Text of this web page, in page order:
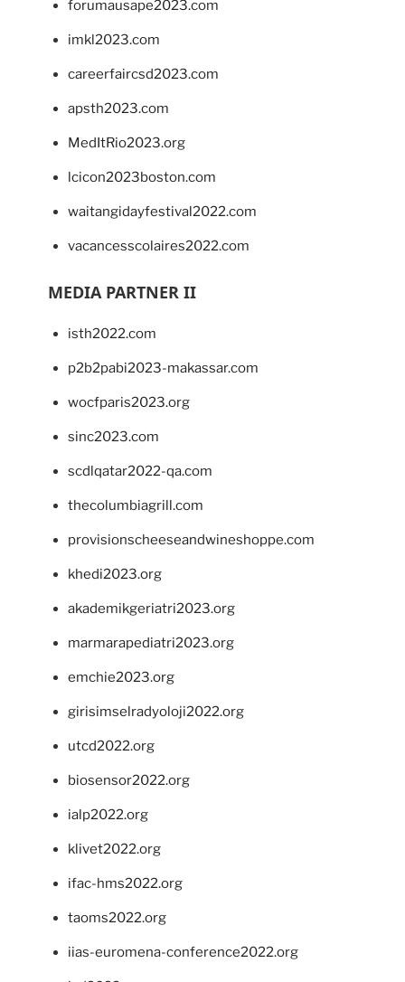
forumausape2023.com
imkl2023.com
careerfaircsd2023.com
apsth2023.com
MedItRio2023.org
lcicon2023boston.com
waitangidayfestival2022.com
vacancesscolaires2022.com
MEDIA PARTNER II
isth2022.com
p2b2pabi2023-makassar.com
wocfparis2023.org
sinc2023.com
scdlqatar2022-qa.com
thecolumbiagrill.com
provisionscheeseandwineshoppe.com
khedi2023.org
akademikgeriatri2023.org
marmarapediatri2023.org
emchie2023.org
girisimselradyoloji2022.org
utcd2022.org
biosensor2022.org
ialp2022.org
klivet2022.org
ifac-hms2022.org
taoms2022.org
iias-euromena-conference2022.org